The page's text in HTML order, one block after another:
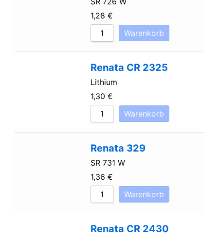
1,28 €
Warenkorb
Renata CR 2325
Lithium
1,30 €
Warenkorb
Renata 329
SR 731 W
1,36 €
Warenkorb
Renata CR 2430